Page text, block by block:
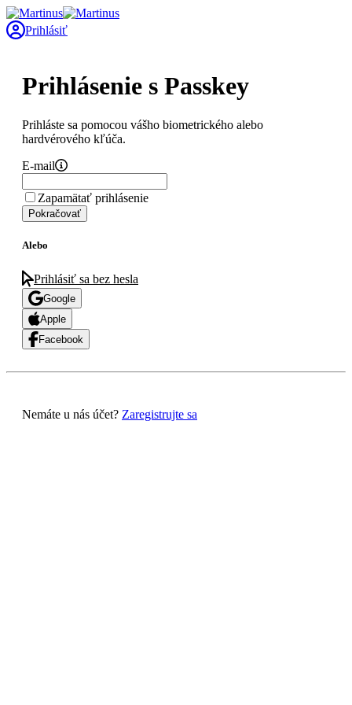
Prihlásiť
Prihlásenie s Passkey
Prihláste sa pomocou vášho biometrického alebo
hardvérového kľúča.
E-mail
Zapamätať prihlásenie
Pokračovať
Alebo
Prihlásiť sa bez hesla
Google
Apple
Facebook
Nemáte u nás účet? Zaregistrujte sa